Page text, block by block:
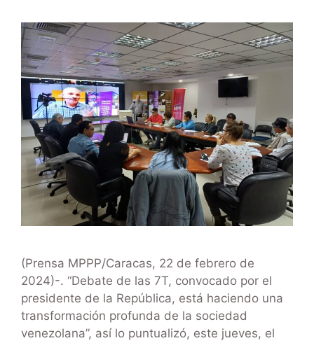
(Prensa MPPP/Caracas, 22 de febrero de
2024)-. “Debate de las 7T, convocado por el
presidente de la República, está haciendo una
transformación profunda de la sociedad
venezolana”, así lo puntualizó, este jueves, el